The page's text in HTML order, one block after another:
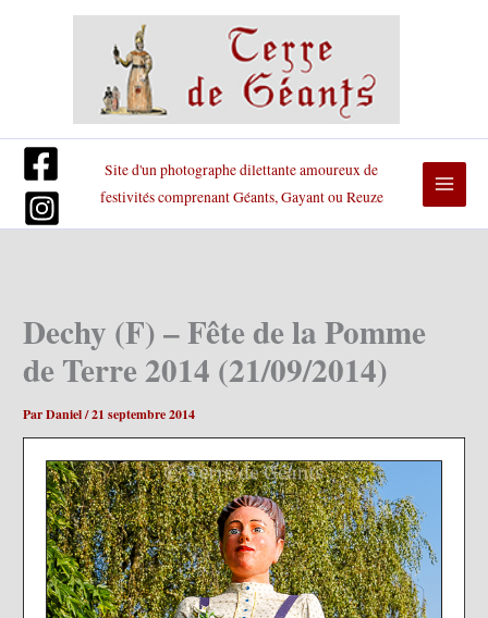
Site d'un photographe dilettante amoureux de
festivités comprenant Géants, Gayant ou Reuze
Dechy (F) – Fête de la Pomme
de Terre 2014 (21/09/2014)
ParDaniel/21 septembre 2014